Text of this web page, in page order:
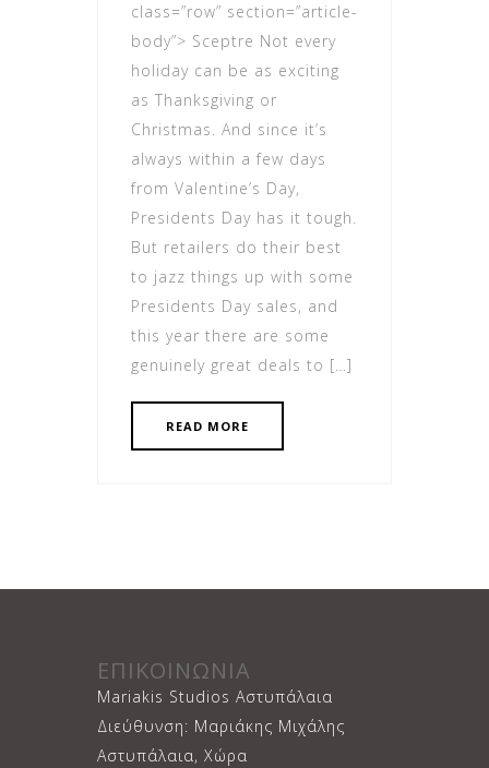
class=”row” section=”article-
body”> Sceptre Not every
holiday can be as exciting
as Thanksgiving or
Christmas. And since it’s
always within a few days
from Valentine’s Day,
Presidents Day has it tough.
But retailers do their best
to jazz things up with some
Presidents Day sales, and
this year there are some
genuinely great deals to […]
READ MORE
ΕΠΙΚΟΙΝΩΝΙΑ
Mariakis Studios Αστυπάλαια
Διεύθυνση: Μαριάκης Μιχάλης
Αστυπάλαια, Χώρα